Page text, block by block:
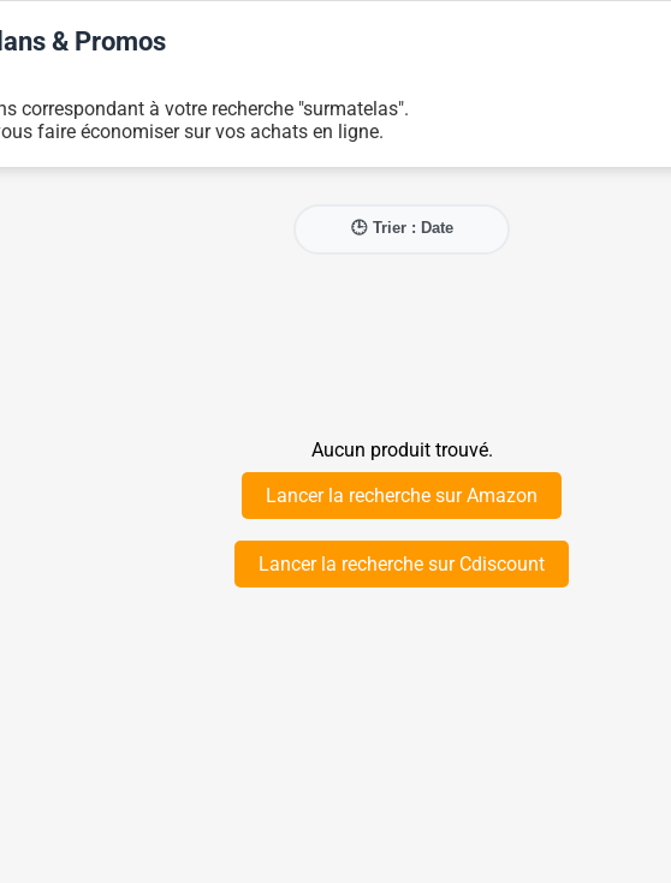
& Promos
correspondant à votre recherche "surmatelas".
faire économiser sur vos achats en ligne.
🕒 Trier : Date
Aucun produit trouvé.
Lancer la recherche sur Amazon
Lancer la recherche sur Cdiscount